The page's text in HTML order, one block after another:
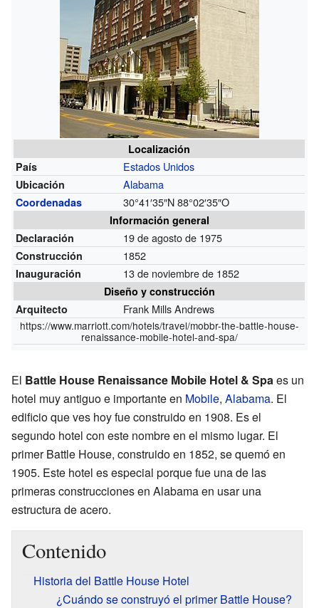
Localización
País
Estados Unidos
Ubicación Alabama
Coordenadas 30°41′35″N88°02′35″O
Información general
Declaración
19 de agosto de 1975
Construcción 1852
Inauguración 13 de noviembre de 1852
Diseño y construcción
Arquitecto
Frank Mills Andrews
https://www.marriott.com/hotels/travel/mobbr-the-battle-house-
renaissance-mobile-hotel-and-spa/
El Battle House Renaissance Mobile Hotel & Spaes un
hotel muy antiguo e importante en Mobile, Alabama. El
edificio que ves hoy fue construido en 1908. Es el
segundo hotel con este nombre en el mismo lugar. El
primer Battle House, construido en 1852, se quemó en
1905. Este hotel es especial porque fue una de las
primeras construcciones en Alabama en usar una
estructura de acero.
Contenido
Historia del Battle House Hotel
¿Cuándo se construyó el primer Battle House?